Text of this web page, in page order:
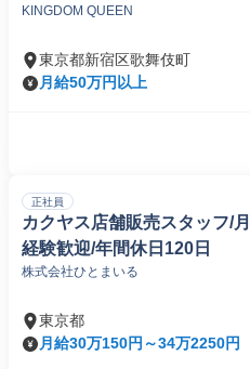
KINGDOM QUEEN
東京都新宿区歌舞伎町
月給50万円以上
正社員
カクヤス店舗販売スタッフ/
経験歓迎/年間休日120日
株式会社ひとまいる
東京都
月給30万150円～34万2250円